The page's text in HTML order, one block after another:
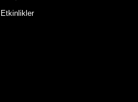
Etkinlikler